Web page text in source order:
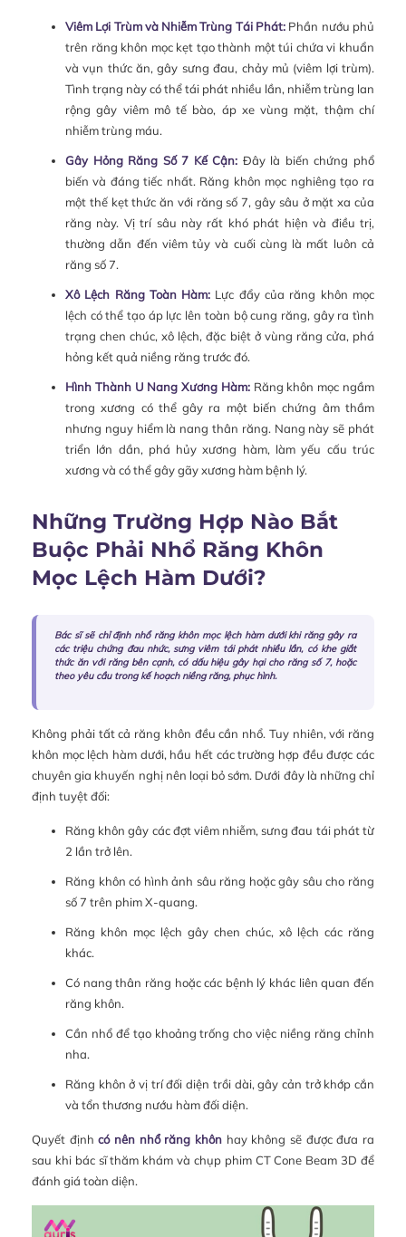
Viêm Lợi Trùm và Nhiễm Trùng Tái Phát: Phần nướu phủ
trên răng khôn mọc kẹt tạo thành một túi chứa vi khuẩn
và vụn thức ăn, gây sưng đau, chảy mủ (viêm lợi trùm).
Tình trạng này có thể tái phát nhiều lần, nhiễm trùng lan
rộng gây viêm mô tế bào, áp xe vùng mặt, thậm chí
nhiễm trùng máu.
Gây Hỏng Răng Số 7 Kế Cận: Đây là biến chứng phổ
biến và đáng tiếc nhất. Răng khôn mọc nghiêng tạo ra
một thế kẹt thức ăn với răng số 7, gây sâu ở mặt xa của
răng này. Vị trí sâu này rất khó phát hiện và điều trị,
thường dẫn đến viêm tủy và cuối cùng là mất luôn cả
răng số 7.
Xô Lệch Răng Toàn Hàm: Lực đẩy của răng khôn mọc
lệch có thể tạo áp lực lên toàn bộ cung răng, gây ra tình
trạng chen chúc, xô lệch, đặc biệt ở vùng răng cửa, phá
hỏng kết quả niềng răng trước đó.
Hình Thành U Nang Xương Hàm:Răng khôn mọc ngầm
trong xương có thể gây ra một biến chứng âm thầm
nhưng nguy hiểm là nang thân răng. Nang này sẽ phát
triển lớn dần, phá hủy xương hàm, làm yếu cấu trúc
xương và có thể gây gãy xương hàm bệnh lý.
Những Trường Hợp Nào Bắt
Buộc Phải Nhổ Răng Khôn
Mọc Lệch Hàm Dưới?
Bác sĩ sẽ chỉ định nhổ răng khôn mọc lệch hàm dưới khi răng gây ra
các triệu chứng đau nhức, sưng viêm tái phát nhiều lần, có khe giắt
thức ăn với răng bên cạnh, có dấu hiệu gây hại cho răng số 7, hoặc
theo yêu cầu trong kế hoạch niềng răng, phục hình.
Không phải tất cả răng khôn đều cần nhổ. Tuy nhiên, với răng
khôn mọc lệch hàm dưới, hầu hết các trường hợp đều được các
chuyên gia khuyến nghị nên loại bỏ sớm. Dưới đây là những chỉ
định tuyệt đối:
Răng khôn gây các đợt viêm nhiễm, sưng đau tái phát từ
2 lần trở lên.
Răng khôn có hình ảnh sâu răng hoặc gây sâu cho răng
số 7 trên phim X-quang.
Răng khôn mọc lệch gây chen chúc, xô lệch các răng
khác.
Có nang thân răng hoặc các bệnh lý khác liên quan đến
răng khôn.
Cần nhổ để tạo khoảng trống cho việc niềng răng chỉnh
nha.
Răng khôn ở vị trí đối diện trồi dài, gây cản trở khớp cắn
và tổn thương nướu hàm đối diện.
Quyết địnhcó nên nhổ răng khôn hay không sẽ được đưa ra
sau khi bác sĩ thăm khám và chụp phim CT Cone Beam 3D để
đánh giá toàn diện.